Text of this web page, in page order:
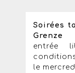
Soirées
Grenze
entrée
le